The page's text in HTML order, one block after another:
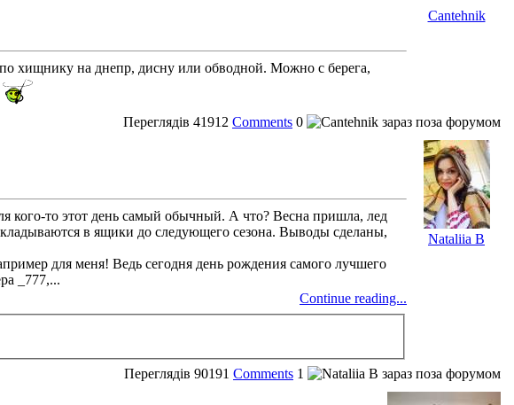
хищнику на днепр, дисну или обводной. Можно с берега,
Cantehnik
Переглядів 41912 Comments 0
кого-то этот день самый обычный. А что? Весна пришла, лед
в ящики до следующего сезона. Выводы сделаны,
для меня! Ведь сегодня день рождения самого лучшего
_777,...
Continue reading...
Nataliia B
Переглядів 90191 Comments 1